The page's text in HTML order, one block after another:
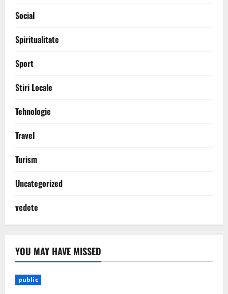
Social
Spiritualitate
Sport
Stiri Locale
Tehnologie
Travel
Turism
Uncategorized
vedete
YOU MAY HAVE MISSED
public